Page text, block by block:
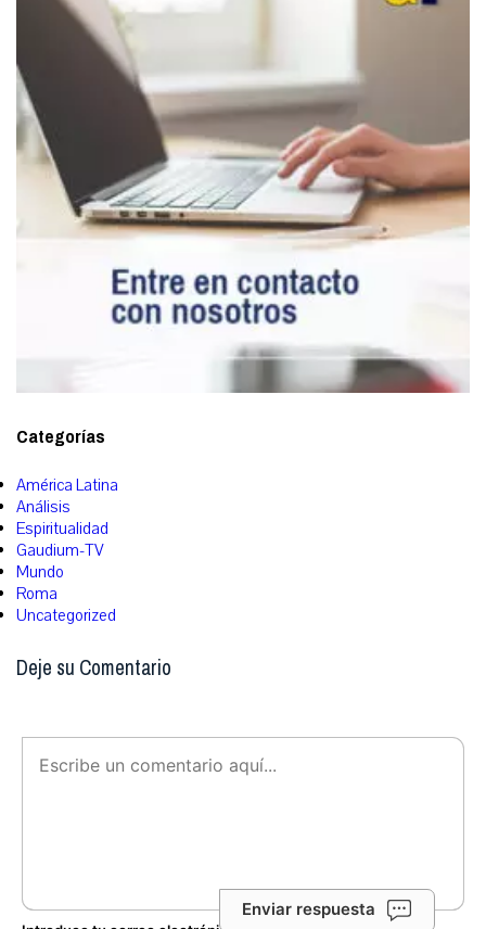
Categorías
América Latina
Análisis
Espiritualidad
Gaudium-TV
Mundo
Roma
Uncategorized
Deje su Comentario
Enviar respuesta